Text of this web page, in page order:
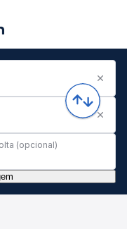
(opcional)